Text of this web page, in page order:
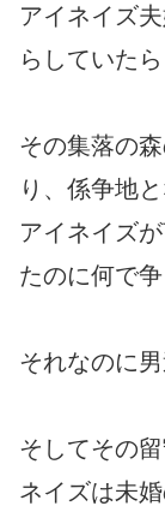
アイネイズ
らしていたら
その集落の
り、係争地
アイネイズ
たのに何で
それなのに
そしてその
ネイズは未